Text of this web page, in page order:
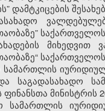
დამტკიცების
თაობაზე”
მიხედვით
თაობაზე“
სამართლის
საგადასახადო
ფინანსთა მინისტრის
სამართლის